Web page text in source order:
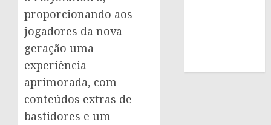
proporcionando aos
jogadores da nova
geração uma
experiência
aprimorada, com
conteúdos extras de
bastidores e um